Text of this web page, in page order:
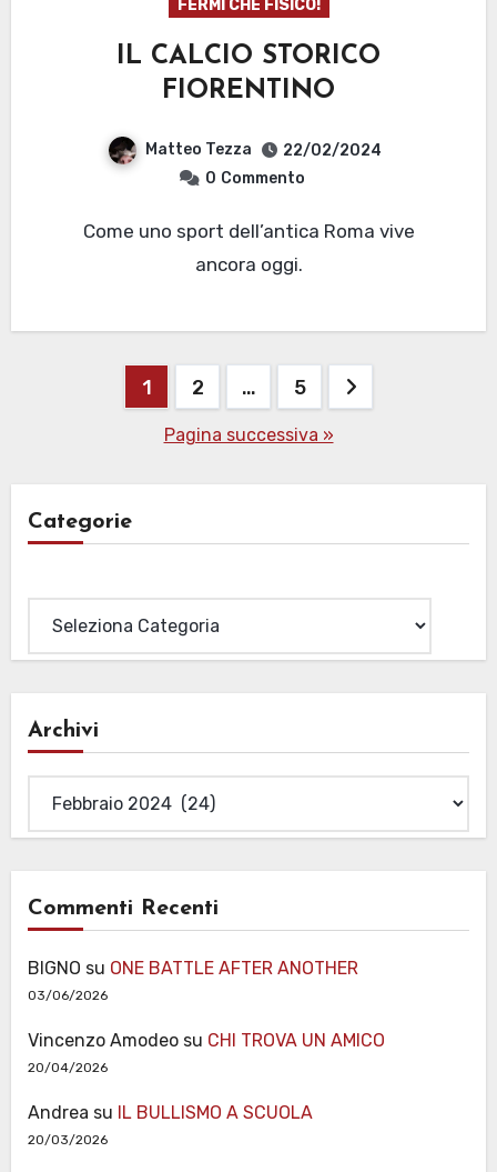
FERMI CHE FISICO!
IL CALCIO STORICO
FIORENTINO
Matteo Tezza
22/02/2024
0 Commento
Come uno sport dell’antica Roma vive
ancora oggi.
Paginazione
1 2 … 5
Pagina successiva »
Categorie
Archivi
Commenti Recenti
BIGNO su ONE BATTLE AFTER ANOTHER
03/06/2026
Vincenzo Amodeosu CHI TROVA UN AMICO
20/04/2026
Andrea su IL BULLISMO A SCUOLA
20/03/2026